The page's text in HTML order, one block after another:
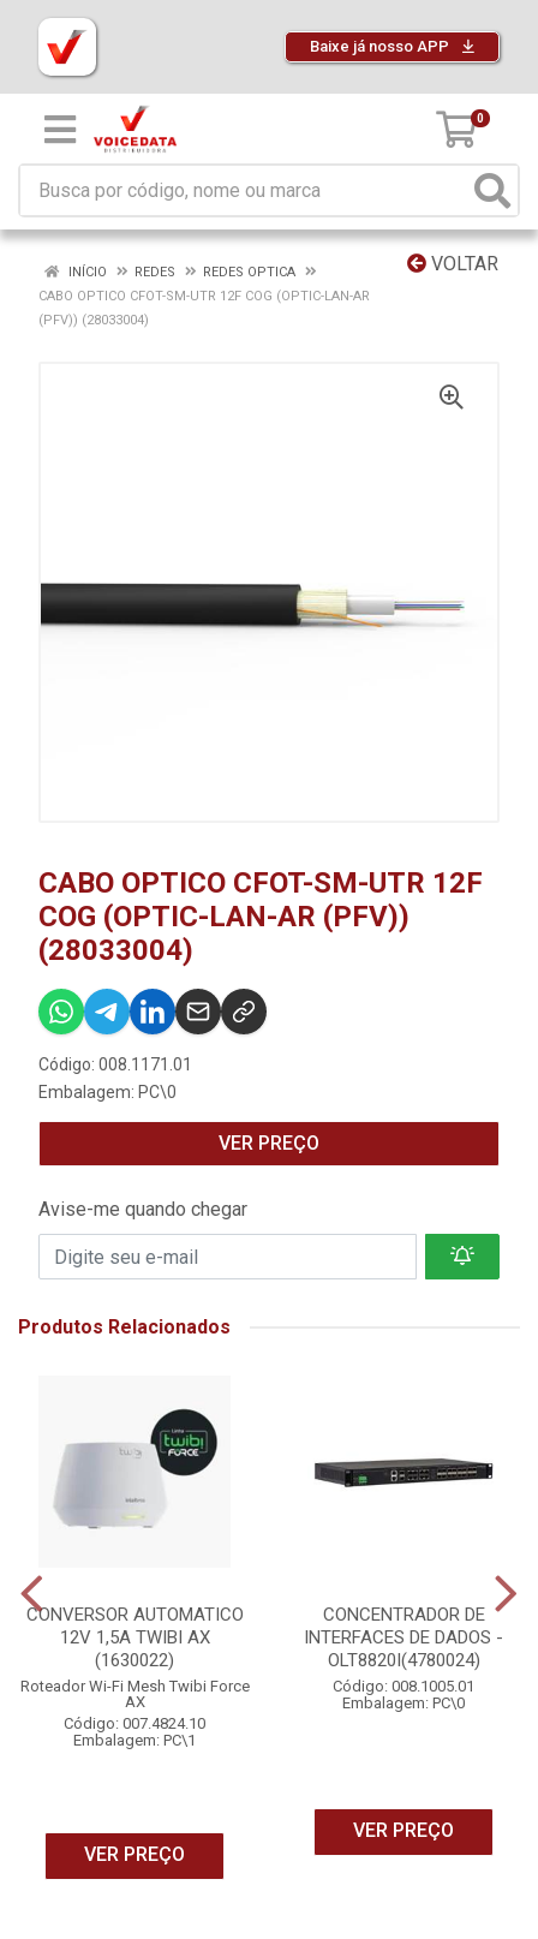
Baixe já nosso APP
0
VOLTAR
INÍCIO REDES
REDES OPTICA
CABO OPTICO CFOT-SM-UTR 12F COG (OPTIC-LAN-AR
(PFV)) (28033004)
CABO OPTICO CFOT-SM-UTR 12F
COG (OPTIC-LAN-AR (PFV))
(28033004)
Código: 008.1171.01
Embalagem: PC\0
VER PREÇO
Avise-me quando chegar
Produtos Relacionados
CONVERSOR AUTOMATICO
12V 1,5A TWIBI AX
(1630022)
Roteador Wi-Fi Mesh Twibi Force
AX
Código: 007.4824.10
Embalagem: PC\1
VER PREÇO
CONCENTRADOR DE
INTERFACES DE DADOS -
OLT8820I(4780024)
Código: 008.1005.01
Embalagem: PC\0
VER PREÇO